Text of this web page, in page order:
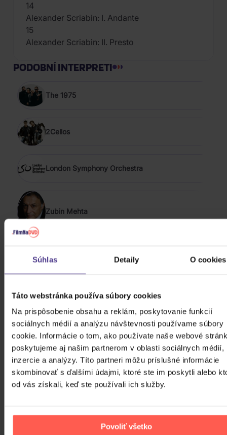
Súhlas Detaily O cookies
Táto webstránka používa súbory cookies
Na prispôsobenie obsahu a reklám, poskytovanie funkcií
sociálnych médií a analýzu návštevnosti používame súbory
cookie. Informácie o tom, ako používate naše webové
poskytujeme aj našim partnerom v oblasti sociálnych médií,
inzercie a analýzy. Títo partneri môžu príslušné informácie
skombinovať s ďalšími údajmi, ktoré ste im poskytli alebo
od vás získali, keď ste používali ich služby.
Povoliť všetko
14
Alexander Scriabin: I. Andante
15
Alexander Scriabin: II. Presto
PODOBNÍ INTERPRETI
The 1975
2Cellos
London Symphony Orchestra
Zubin Mehta
Bez interpreta
ZOBRAZIŤ VŠETKÝCH
CLASSICAL 2020 - 2026
Bocelli Andrea: Duets (30th
Anniversary)